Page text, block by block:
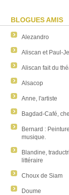
BLOGUES AMIS
Alezandro
Aliscan et Paul-
Aliscan fait du
Alsacop
Anne, l'artiste
Bagdad-Café,
Bernard :
musique.
Blandine,
littéraire
Choux de Siam
Doume